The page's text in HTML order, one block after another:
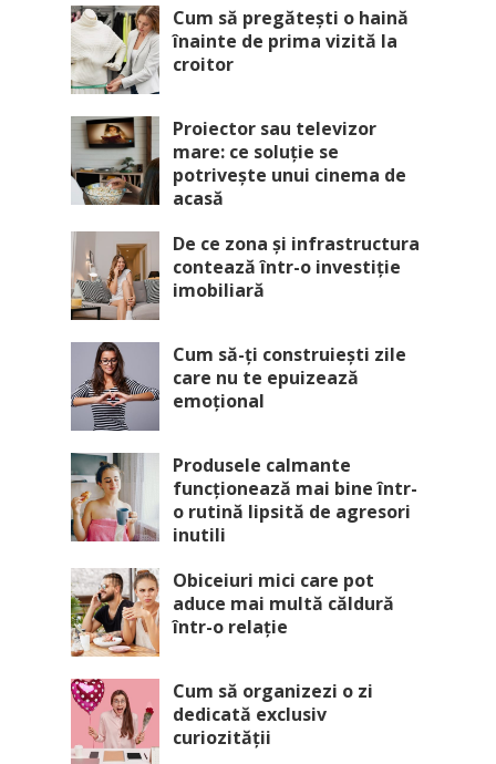
Cum să pregătești o haină
înainte de prima vizită la
croitor
Proiector sau televizor
mare: ce soluție se
potrivește unui cinema de
acasă
De ce zona și infrastructura
contează într-o investiție
imobiliară
Cum să-ți construiești zile
care nu te epuizează
emoțional
Produsele calmante
funcționează mai bine într-
o rutină lipsită de agresori
inutili
Obiceiuri mici care pot
aduce mai multă căldură
într-o relație
Cum să organizezi o zi
dedicată exclusiv
curiozității